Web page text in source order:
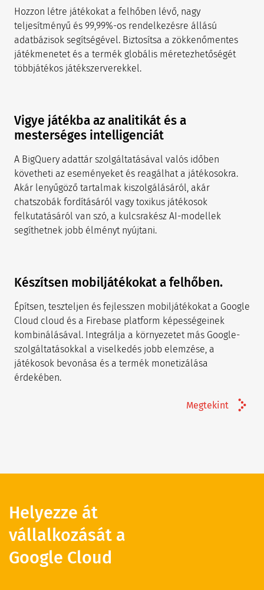
Hozzon létre játékokat a felhőben lévő, nagy
teljesítményű és 99,99%-os rendelkezésre állású
adatbázisok segítségével. Biztosítsa a zökkenőmentes
játékmenetet és a termék globális méretezhetőségét
többjátékos játékszerverekkel.
Vigye játékba az analitikát és a
mesterséges intelligenciát
A BigQuery adattár szolgáltatásával valós időben
követheti az eseményeket és reagálhat a játékosokra.
Akár lenyűgöző tartalmak kiszolgálásáról, akár
chatszobák fordításáról vagy toxikus játékosok
felkutatásáról van szó, a kulcsrakész AI-modellek
segíthetnek jobb élményt nyújtani.
Készítsen mobiljátékokat a felhőben.
Építsen, teszteljen és fejlesszen mobiljátékokat a Google
Cloud cloud és a Firebase platform képességeinek
kombinálásával. Integrálja a környezetet más Google-
szolgáltatásokkal a viselkedés jobb elemzése, a
játékosok bevonása és a termék monetizálása
érdekében.
Megtekint
Helyezze át
vállalkozását a
Google Cloud